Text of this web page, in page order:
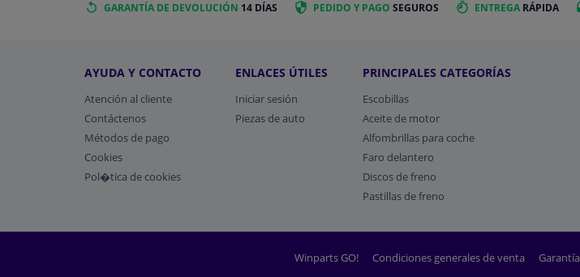
GARANTÍA DE DEVOLUCIÓN 14 DÍAS PEDIDO Y PAGO SEGUROS ENTREGA RÁPIDA
AYUDA Y CONTACTO
Atención al cliente
Contáctenos
Métodos de pago
​Cookies
Pol�tica de cookies
ENLACES ÚTILES
Iniciar sesión
Piezas de auto
PRINCIPALES CATEGORÍAS
Escobillas
Aceite de motor
Alfombrillas para coche
Faro delantero
Discos de freno
Pastillas de freno
Winparts GO! Condiciones generales de venta Garantía